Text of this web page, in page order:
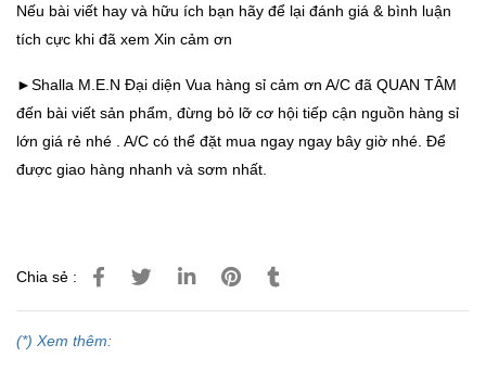
Nếu bài viết hay và hữu ích bạn hãy để lại đánh giá & bình luận
tích cực khi đã xem Xin cảm ơn
►Shalla M.E.N Đại diện Vua hàng sỉ cảm ơn A/C đã QUAN TÂM
đến bài viết sản phẩm, đừng bỏ lỡ cơ hội tiếp cận nguồn hàng sỉ
lớn giá rẻ nhé . A/C có thể đặt mua ngay ngay bây giờ nhé. Để
được giao hàng nhanh và sơm nhất.
Chia sẻ :
(*) Xem thêm: